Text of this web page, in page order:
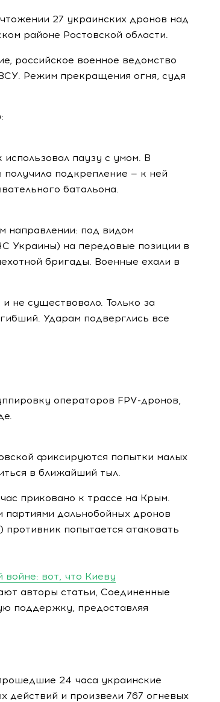
27 украинских дронов над
районе Ростовской области.
российское военное ведомство
Режим прекращения огня, судя
паузу с умом. В
подкрепление — к ней
батальона.
направлении: под видом
Украины) на передовые позиции в
бригады. Военные ехали в
не существовало. Только за
Ударам подверглись все
операторов FPV-дронов,
фиксируются попытки малых
в ближайший тыл.
приковано к трассе на Крым.
партиями дальнобойных дронов
попытается атаковать
войне: вот, что Киеву
авторы статьи, Соединенные
поддержку, предоставляя
24 часа украинские
действий и произвели 767 огневых